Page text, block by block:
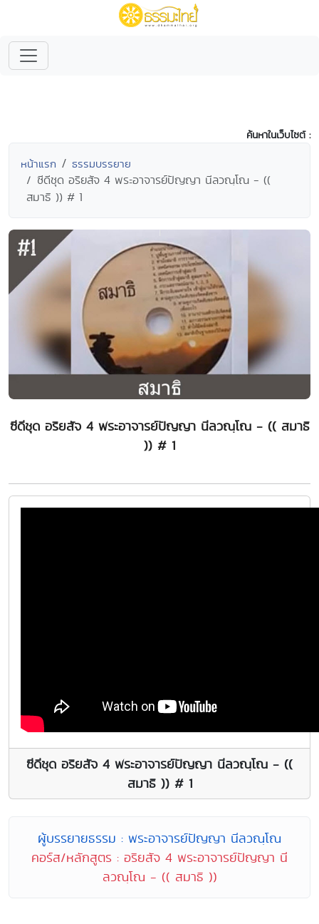
ค้นหาในเว็บไซต์ :
หน้าแรก ธรรมบรรยาย
ซีดีชุด อริยสัจ 4 พระอาจารย์ปัญญา นีลวณฺโณ - ((
สมาธิ )) # 1
ซีดีชุด อริยสัจ 4 พระอาจารย์ปัญญา นีลวณฺโณ - (( สมาธิ
)) # 1
ซีดีชุด อริยสัจ 4 พระอาจารย์ปัญญา นีลวณฺโณ - ((
สมาธิ )) # 1
ผู้บรรยายธรรม : พระอาจารย์ปัญญา นีลวณฺโณ
คอร์ส/หลักสูตร : อริยสัจ 4 พระอาจารย์ปัญญา นี
ลวณฺโณ - (( สมาธิ ))